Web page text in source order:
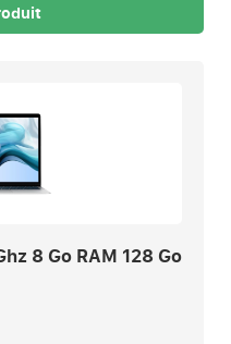
8 Go RAM 128 Go